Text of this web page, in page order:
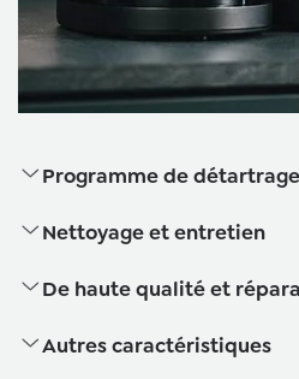
Programme de
Nettoyage et entretien
De haute qualité et
Autres caractéristiques